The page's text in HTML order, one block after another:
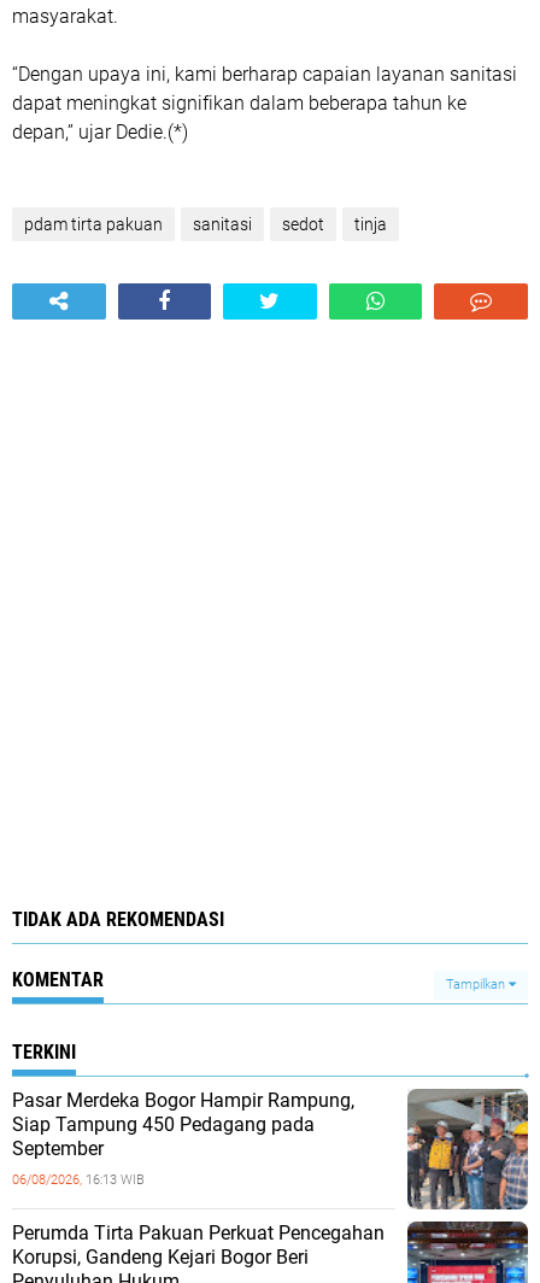
masyarakat.
“Dengan upaya ini, kami berharap capaian layanan sanitasi
dapat meningkat signifikan dalam beberapa tahun ke
depan,” ujar Dedie.(*)
pdam tirta pakuan sanitasi sedot tinja
TIDAK ADA REKOMENDASI
KOMENTAR Tampilkan
TERKINI
Pasar Merdeka Bogor Hampir Rampung,
Siap Tampung 450 Pedagang pada
September
06/08/2026, 16:13 WIB
Perumda Tirta Pakuan Perkuat Pencegahan
Korupsi, Gandeng Kejari Bogor Beri